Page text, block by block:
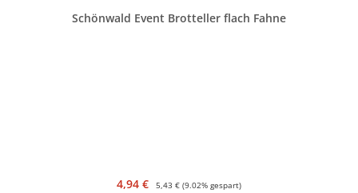
Schönwald Event Brotteller flach Fahne
Verkaufspreis:
4,94 € Regulärer Preis:
5,43 € (9.02% gespart)